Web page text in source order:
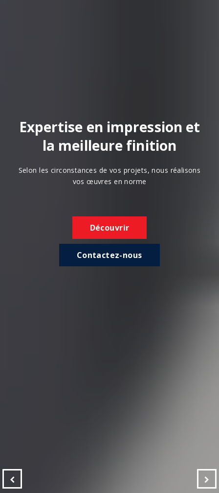
Expertise en impression et
la meilleure finition
Selon les circonstances de vos projets, nous réalisons
vos œuvres en norme
Découvrir
Contactez-nous